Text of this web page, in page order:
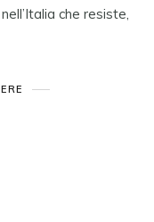
che resiste,